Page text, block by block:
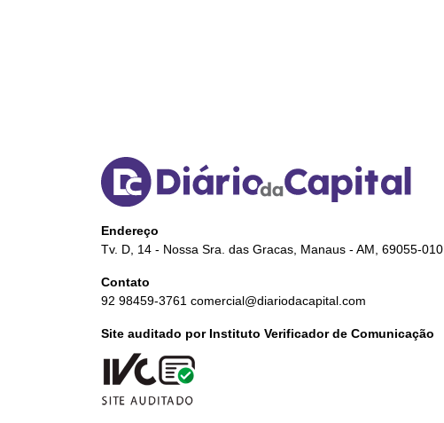
Endereço
Tv. D, 14 - Nossa Sra. das Gracas, Manaus - AM, 69055-010
Contato
92 98459-3761 comercial@diariodacapital.com
Site auditado por Instituto Verificador de Comunicação